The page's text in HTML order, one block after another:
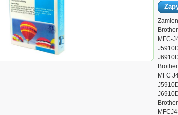
Tusz Wox Cyan
MFC-
MFC